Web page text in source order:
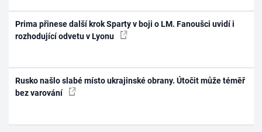
Prima přinese další krok Sparty v boji o LM. Fanoušci uvidí i
rozhodující odvetu v Lyonu
Rusko našlo slabé místo ukrajinské obrany. Útočit může téměř
bez varování